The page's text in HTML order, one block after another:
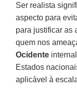
Ser realista
aspecto para
para justificar as
quem nos
Ocidente
Estados
aplicável à